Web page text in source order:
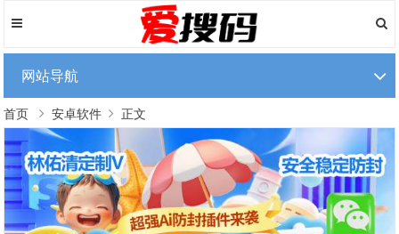
网站导航
首页 安卓软件 正文